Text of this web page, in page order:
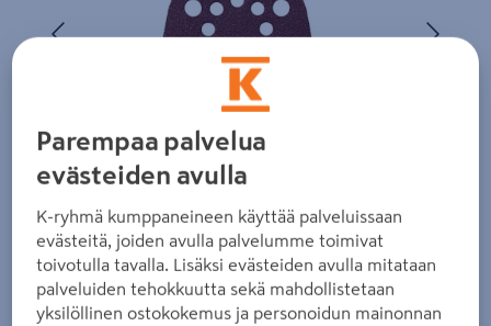
Parempaa palvelua
evästeiden avulla
K-ryhmä kumppaneineen käyttää palveluissaan
evästeitä, joiden avulla palvelumme toimivat
toivotulla tavalla. Lisäksi evästeiden avulla mitataan
palveluiden tehokkuutta sekä mahdollistetaan
yksilöllinen ostokokemus ja personoidun mainonnan